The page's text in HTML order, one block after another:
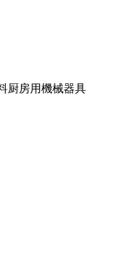
厨房用機械器具